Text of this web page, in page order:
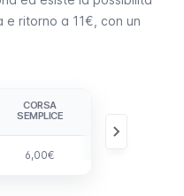
ritorno a 11€, con un
CORSA
SEMPLICE
6,00€